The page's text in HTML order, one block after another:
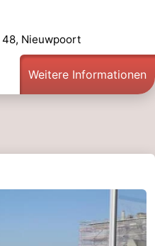
Nieuwpoort
Weitere Informationen